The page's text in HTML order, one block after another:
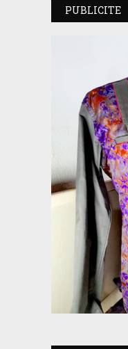
PUBLICITE